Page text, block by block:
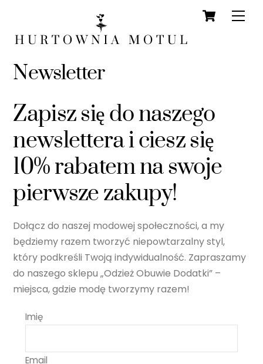
content
Cart
Newsletter
Zapisz się do naszego
newslettera i ciesz się
10% rabatem na swoje
pierwsze zakupy!
Dołącz do naszej modowej społeczności, a my
będziemy razem tworzyć niepowtarzalny styl,
który podkreśli Twoją indywidualność. Zapraszamy
do naszego sklepu „Odzież Obuwie Dodatki” –
miejsca, gdzie modę tworzymy razem!
Imię
Email